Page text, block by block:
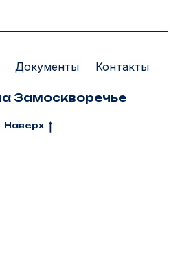
Документы Контакты
Замоскворечье
Наверх